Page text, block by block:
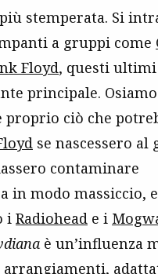
stemperata. Si
a gruppi come
Floyd, questi ultimi
principale.
proprio ciò che
se nascessero al
contaminare
in modo massiccio, e
i Radiohead e i
è un’influenza